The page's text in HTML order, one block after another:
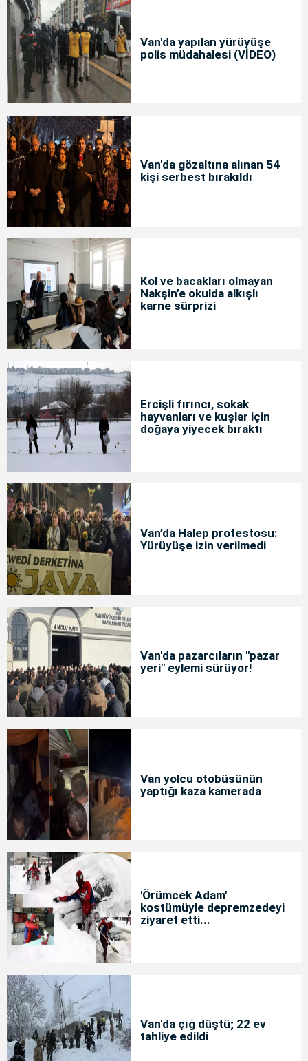
Van'da yapılan yürüyüşe
polis müdahalesi (VİDEO)
Van'da gözaltına alınan 54
kişi serbest bırakıldı
Kol ve bacakları olmayan
Nakşin’e okulda alkışlı
karne sürprizi
Ercişli fırıncı, sokak
hayvanları ve kuşlar için
doğaya yiyecek bıraktı
Van’da Halep protestosu:
Yürüyüşe izin verilmedi
Van'da pazarcıların "pazar
yeri" eylemi sürüyor!
Van yolcu otobüsünün
yaptığı kaza kamerada
'Örümcek Adam'
kostümüyle depremzedeyi
ziyaret etti...
Van'da çığ düştü; 22 ev
tahliye edildi